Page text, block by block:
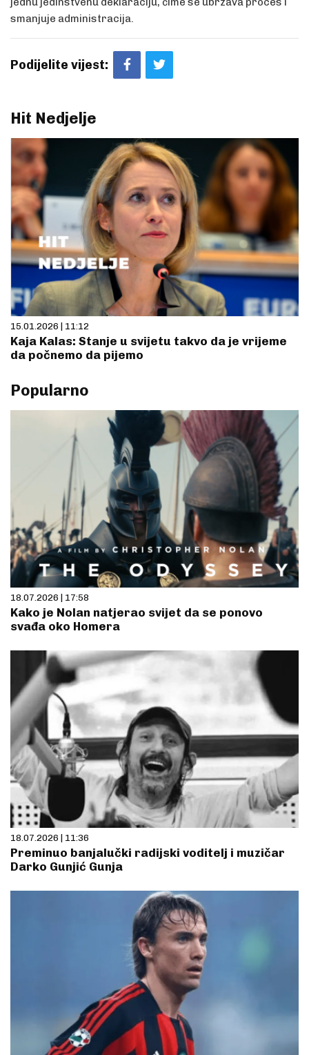
smanjuje administracija.
Podijelite vijest:
Hit Nedjelje
15.01.2026 | 11:12
Kaja Kalas: Stanje u svijetu takvo da je vrijeme
da počnemo da pijemo
Popularno
18.07.2026 | 17:58
Kako je Nolan natjerao svijet da se ponovo
svađa oko Homera
18.07.2026 | 11:36
Preminuo banjalučki radijski voditelj i muzičar
Darko Gunjić Gunja